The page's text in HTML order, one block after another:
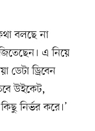
বলছে না
এ নিয়ে
ড্রিবেন
উইকেট,
নির্ভর করে।’